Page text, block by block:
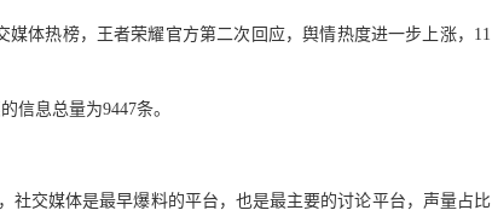
媒体热榜，王者荣耀官方第二次回应，舆情热度进一步上涨，11
信息总量为9447条。
社交媒体是最早爆料的平台，也是最主要的讨论平台，声量占比